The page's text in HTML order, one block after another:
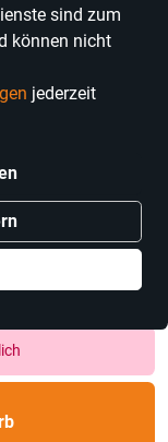
sind zum
können nicht
jederzeit
vorhanden.